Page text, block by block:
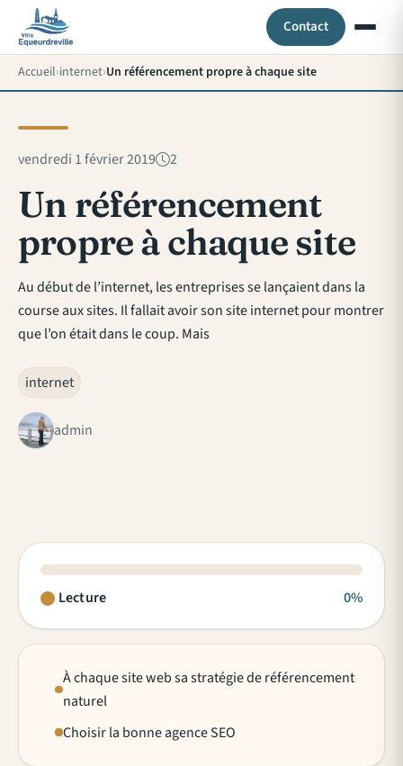
Contact
Accueil internet Un référencement propre à chaque site
vendredi 1 février 2019 2
Un référencement
propre à chaque site
Au début de l’internet, les entreprises se lançaient dans la
course aux sites. Il fallait avoir son site internet pour montrer
que l’on était dans le coup. Mais
internet
admin
Lecture 0%
À chaque site web sa stratégie de référencement
naturel
Choisir la bonne agence SEO